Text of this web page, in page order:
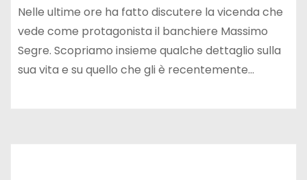
Nelle ultime ore ha fatto discutere la vicenda che
vede come protagonista il banchiere Massimo
Segre. Scopriamo insieme qualche dettaglio sulla
sua vita e su quello che gli è recentemente…